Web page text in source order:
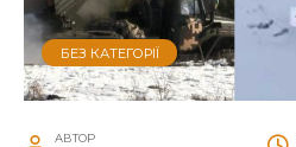
БЕЗ КАТЕГОРІЇ
АВТОР